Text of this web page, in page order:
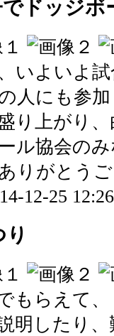
でドッジボ
いよいよ
人にも参
り上がり
ル協会の
りがとう
12-25
もらえて
明したり